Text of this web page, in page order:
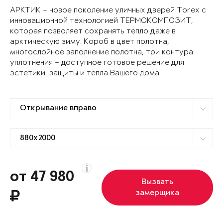
АРКТИК – новое поколение уличных дверей Torex с
инновационной технологией ТЕРМОКОМПОЗИТ,
которая позволяет сохранять тепло даже в
арктическую зиму. Короб в цвет полотна,
многослойное заполнение полотна, три контура
уплотнения – доступное готовое решение для
эстетики, защиты и тепла Вашего дома.
от 47 980
Вызвать
замерщика